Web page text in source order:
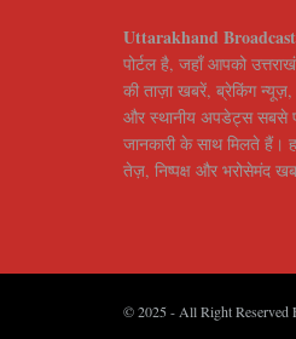
Uttarakhand Broadcast
पोर्टल है, जहाँ आपको
की ताज़ा खबरें, ब्रेकिंग न्यूज़,
और स्थानीय अपडेट्स सबसे
जानकारी के साथ मिलते हैं।
तेज़, निष्पक्ष और भरोसेमंद
© 2025 - All Right Reserved